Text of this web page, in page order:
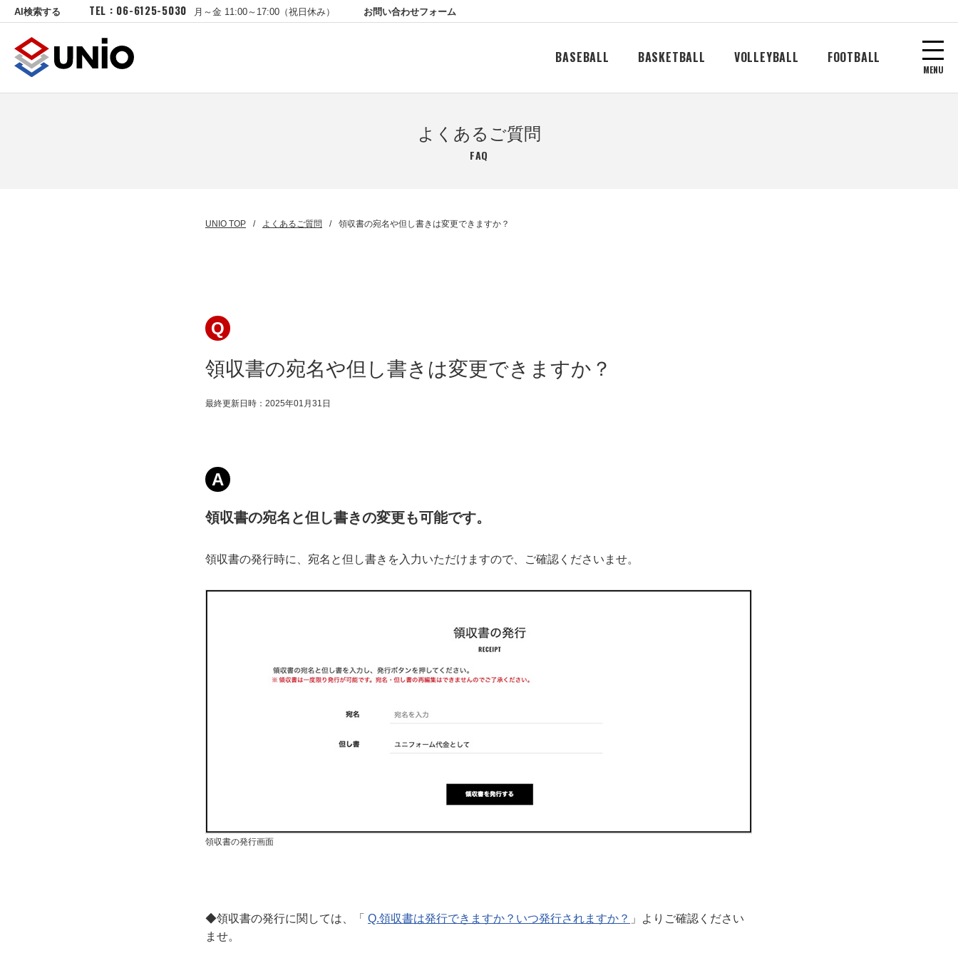
AI検索する TEL : 06-6125-5030 月～金 11:00～17:00（祝日休み） お問い合わせフォーム
BASEBALL BASKETBALL VOLLEYBALL FOOTBALL
MENU
よくあるご質問
FAQ
UNIO TOP よくあるご質問 領収書の宛名や但し書きは変更できますか？
Q
領収書の宛名や但し書きは変更できますか？
最終更新日時：2025年01月31日
A
領収書の宛名と但し書きの変更も可能です。
領収書の発行時に、宛名と但し書きを入力いただけますので、ご確認くださいませ。
領収書の発行画面
◆領収書の発行に関しては、「 Q.領収書は発行できますか？いつ発行されますか？ 」よりご確認ください
ませ。